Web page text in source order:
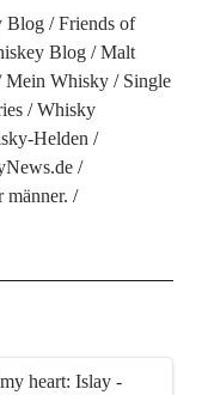
Blog
Friends of
Blog
Malt
Mein Whisky
Single
Whisky
Helden
heart: Islay -